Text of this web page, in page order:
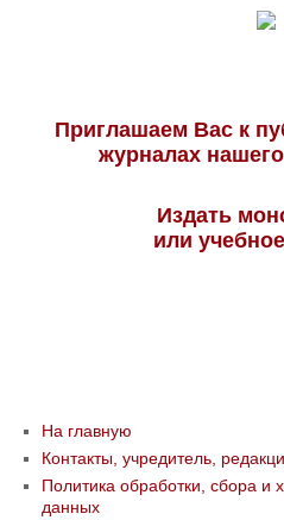
Приглашаем Вас к
журналах
Издать
или
На главную
Контакты, учредитель,
Политика обработки, сбора и
данных